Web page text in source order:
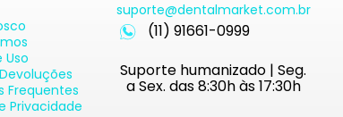
Uso
Frequentes
Privacidade
suporte@dentalmarket.com.br
(11) 91661-0999
Suporte humanizado | Seg.
a Sex. das 8:30h às 17:30h